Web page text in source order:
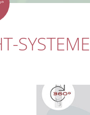
SYSTEME